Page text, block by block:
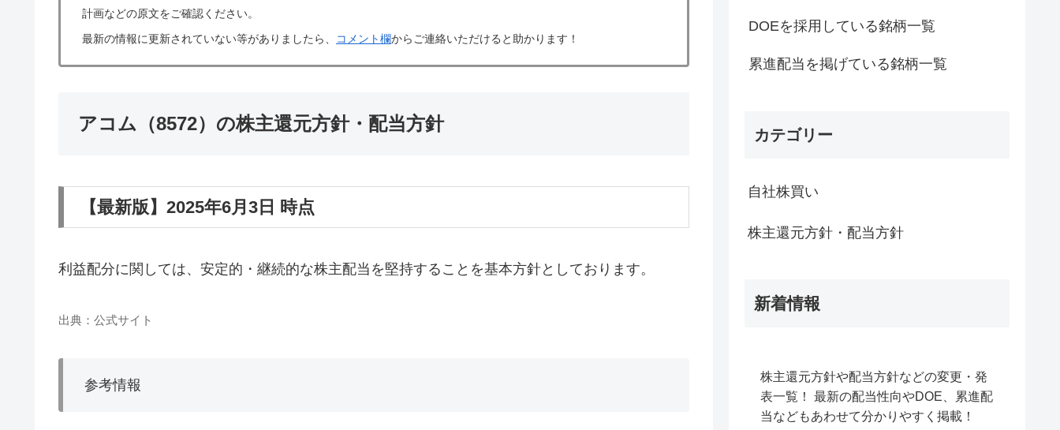
計画などの原文をご確認ください。
最新の情報に更新されていない等がありましたら、
コメント欄からご連絡いただけると助かります！
アコム（8572）の株主還元方針・配当方針
【最新版】2025年6月3日 時点
利益配分に関しては、安定的・継続的な株主配当を堅持することを基本方針としております。
出典：公式サイト
参考情報
DOEを採用している銘柄一覧
累進配当を掲げている銘柄一覧
カテゴリー
自社株買い
株主還元方針・配当方針
新着情報
株主還元方針や配当方針などの変更・発
表一覧！ 最新の配当性向やDOE、累進配
当などもあわせて分かりやすく掲載！